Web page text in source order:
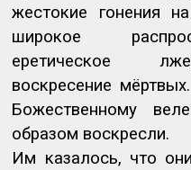
жестокие гонения
широкое
еретическое
воскресение
Божественному
образом воскресли.
Им казалось, что